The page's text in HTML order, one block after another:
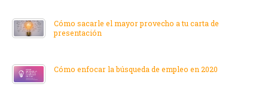
Cómo sacarle el mayor provecho a tu carta de
presentación
Cómo enfocar la búsqueda de empleo en 2020